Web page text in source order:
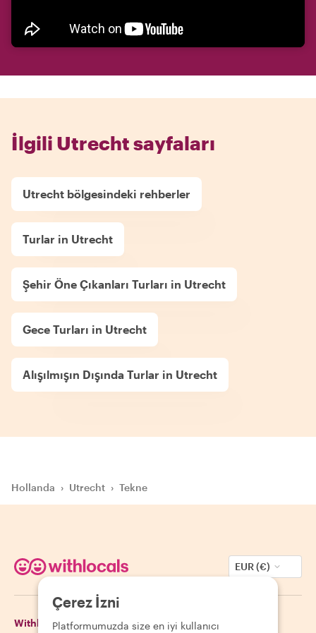
İlgili Utrecht sayfaları
Utrecht bölgesindeki rehberler
Turlar in Utrecht
Şehir Öne Çıkanları Turları in Utrecht
Gece Turları in Utrecht
Alışılmışın Dışında Turlar in Utrecht
Hollanda › Utrecht › Tekne
EUR (€)
Withlocals Hakkında Misafirler
Çerez İzni
Platformumuzda size en iyi kullanıcı